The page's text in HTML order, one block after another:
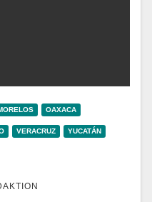
OAXACA
VERACRUZ YUCATÁN